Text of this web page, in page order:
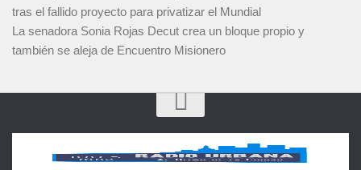
tras el fallido proyecto para privatizar el Mundial
La senadora Sonia Rojas Decut crea un bloque propio y
también se aleja de Encuentro Misionero